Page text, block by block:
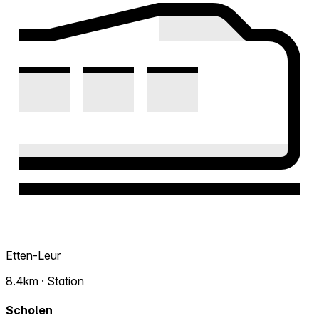
Etten-Leur
8.4km · Station
Scholen